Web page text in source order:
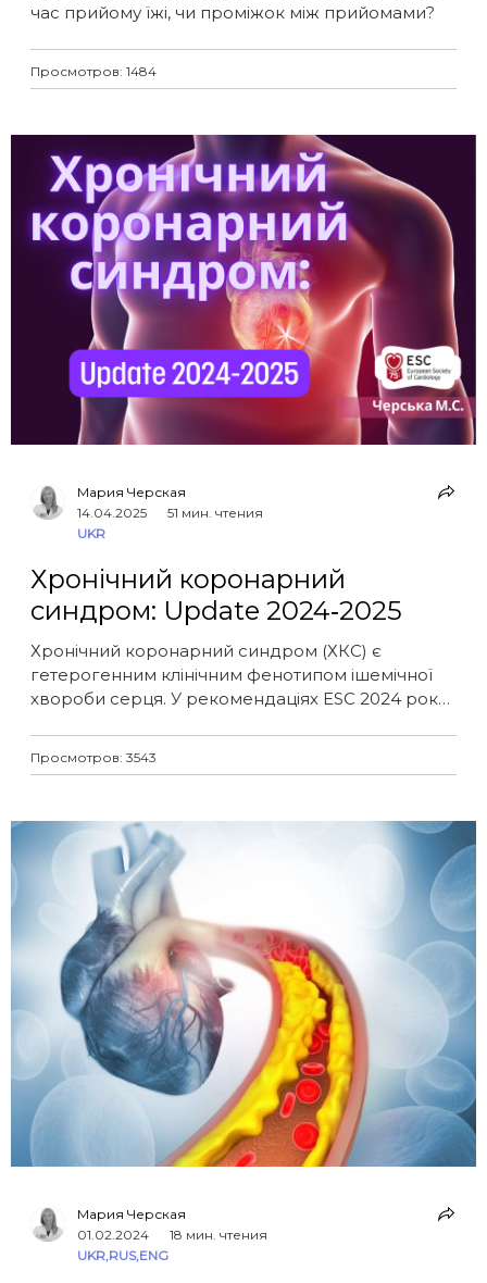
час прийому їжі, чи проміжок між прийомами?
Просмотров: 1484
Мария Черская
14.04.2025
51 мин. чтения
UKR
Хронічний коронарний
синдром: Update 2024‑2025
Хронічний коронарний синдром (ХКС) є
гетерогенним клінічним фенотипом ішемічної
хвороби серця. У рекомендаціях ESC 2024 року
стратифікацію за ендотипами та
узагальнено сучасні підходи до діагностики,
медикаментозного лікування, реваскуляризації
та гіполіпідемічної терапії.
Просмотров: 3543
Мария Черская
01.02.2024
18 мин. чтения
UKR,RUS,ENG